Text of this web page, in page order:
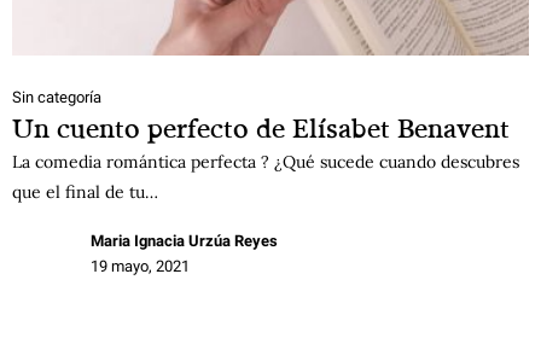
Sin categoría
Un cuento perfecto de Elísabet Benavent
La comedia romántica perfecta ? ¿Qué sucede cuando descubres
que el final de tu…
Maria Ignacia Urzúa Reyes
19 mayo, 2021